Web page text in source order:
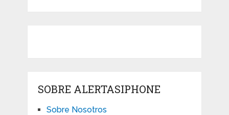
SOBRE ALERTASIPHONE
Sobre Nosotros